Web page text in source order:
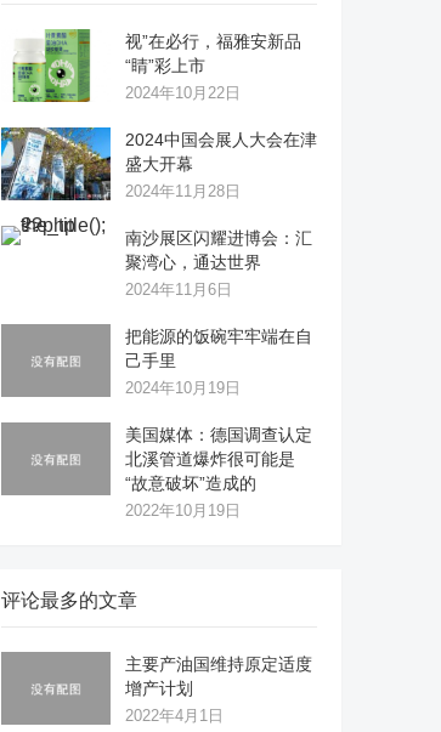
视”在必行，福雅安新品
“睛”彩上市
2024年10月22日
2024中国会展人大会在津
盛大开幕
2024年11月28日
南沙展区闪耀进博会：汇
聚湾心，通达世界
2024年11月6日
把能源的饭碗牢牢端在自
己手里
2024年10月19日
美国媒体：德国调查认定
北溪管道爆炸很可能是
“故意破坏”造成的
2022年10月19日
评论最多的文章
主要产油国维持原定适度
增产计划
2022年4月1日